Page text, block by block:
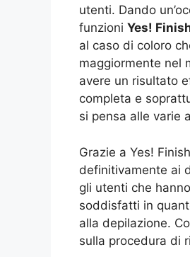
utenti. Dando
funzioni Yes!
al caso di coloro
maggiormente nel
avere un risultato
completa e
si pensa alle varie
Grazie a Yes!
definitivamente ai
gli utenti che
soddisfatti in
alla depilazione.
sulla procedura di